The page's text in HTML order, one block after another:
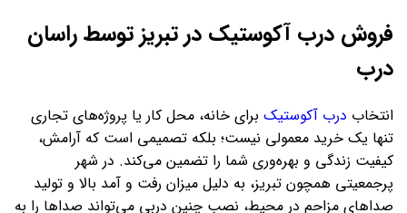
فروش درب آکوستیک در تبریز توسط راسان
درب
انتخاب درب آکوستیک برای خانه، محل کار یا پروژه‌های تجاری
تنها یک خرید معمولی نیست؛ بلکه تصمیمی است که آرامش،
کیفیت زندگی و بهره‌وری شما را تضمین می‌کند. در شهر
پرجمعیتی همچون تبریز، به دلیل میزان رفت و آمد بالا و تولید
صداهای مزاحم در محیط، نصب چنین دربی می‌تواند صداها را به